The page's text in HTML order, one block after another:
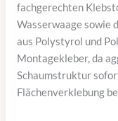
fachgerechten
Wasserwaage sowie
aus Polystyrol und
Montagekleber, da
Schaumstruktur
Flächenverklebung